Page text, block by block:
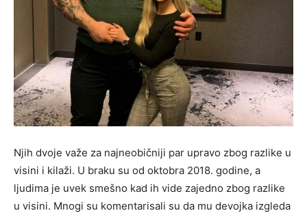
Njih dvoje važe za najneobičniji par upravo zbog razlike u
visini i kilaži. U braku su od oktobra 2018. godine, a
ljudima je uvek smešno kad ih vide zajedno zbog razlike
u visini. Mnogi su komentarisali su da mu devojka izgleda